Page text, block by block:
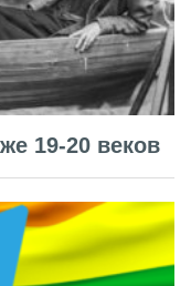
19-20 веков